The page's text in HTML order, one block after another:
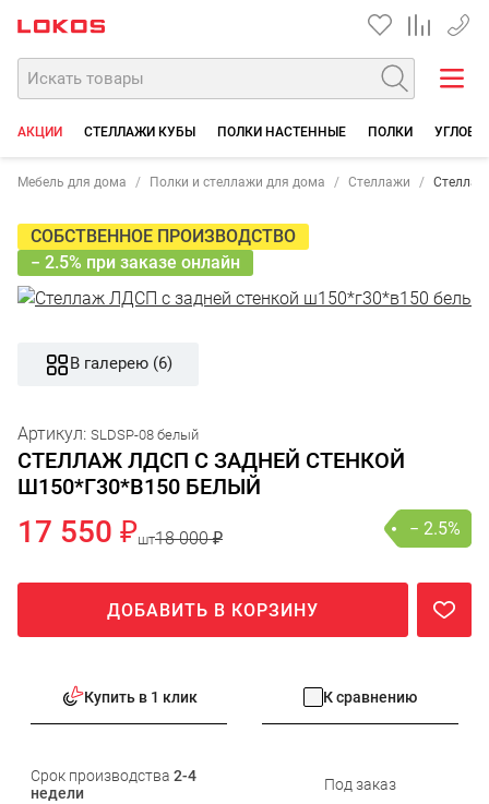
+7
АКЦИИ СТЕЛЛАЖИ КУБЫ ПОЛКИ НАСТЕННЫЕ ПОЛКИ
Мебель для дома Полки и стеллажи для дома Стеллажи
СОБСТВЕННОЕ ПРОИЗВОДСТВО
− 2.5% при заказе онлайн
В галерею (6)
Артикул: SLDSP-08 белый
СТЕЛЛАЖ ЛДСП С ЗАДНЕЙ СТЕНКОЙ
Ш150*Г30*В150 БЕЛЫЙ
17 550 ₽шт18 000 ₽ − 2.5%
ДОБАВИТЬ В КОРЗИНУ
Купить в 1 клик К сравнению
Срок производства 2-4
недели
Под заказ